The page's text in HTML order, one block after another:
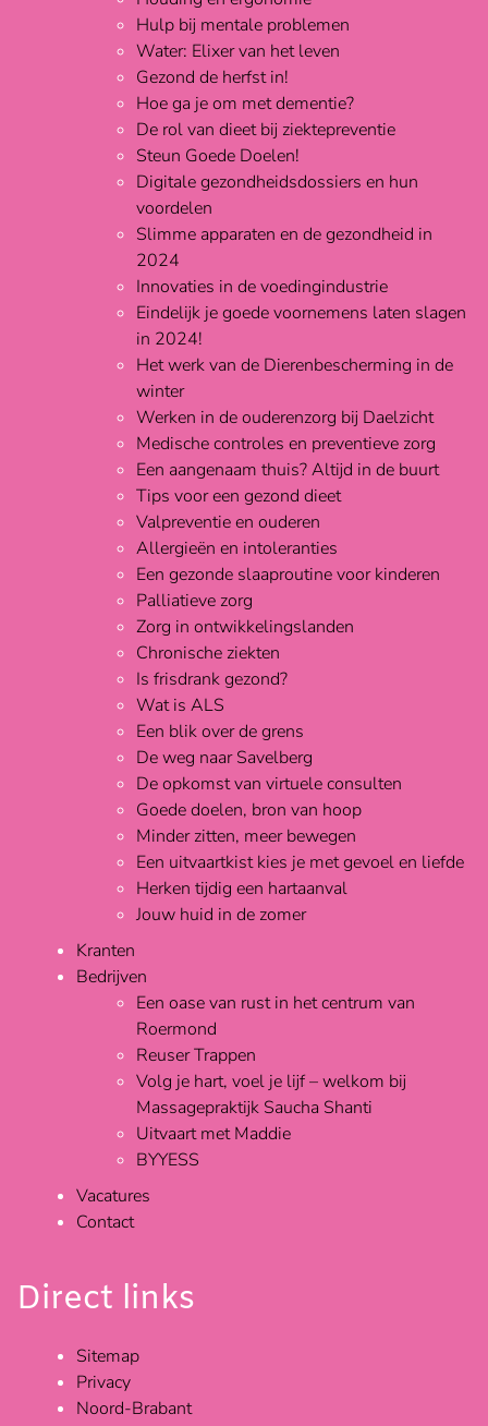
Hulp bij mentale problemen
Water: Elixer van het leven
Gezond de herfst in!
Hoe ga je om met dementie?
De rol van dieet bij ziektepreventie
Steun Goede Doelen!
Digitale gezondheidsdossiers en hun
voordelen
Slimme apparaten en de gezondheid in
2024
Innovaties in de voedingindustrie
Eindelijk je goede voornemens laten slagen
in 2024!
Het werk van de Dierenbescherming in de
winter
Werken in de ouderenzorg bij Daelzicht
Medische controles en preventieve zorg
Een aangenaam thuis? Altijd in de buurt
Tips voor een gezond dieet
Valpreventie en ouderen
Allergieën en intoleranties
Een gezonde slaaproutine voor kinderen
Palliatieve zorg
Zorg in ontwikkelingslanden
Chronische ziekten
Is frisdrank gezond?
Wat is ALS
Een blik over de grens
De weg naar Savelberg
De opkomst van virtuele consulten
Goede doelen, bron van hoop
Minder zitten, meer bewegen
Een uitvaartkist kies je met gevoel en liefde
Herken tijdig een hartaanval
Jouw huid in de zomer
Kranten
Bedrijven
Een oase van rust in het centrum van
Roermond
Reuser Trappen
Volg je hart, voel je lijf – welkom bij
Massagepraktijk Saucha Shanti
Uitvaart met Maddie
BYYESS
Vacatures
Contact
Direct links
Sitemap
Privacy
Noord-Brabant